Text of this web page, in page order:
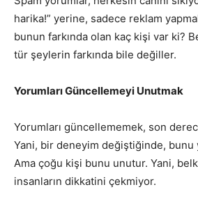
harika!” yerine, sadece reklam
bunun farkında olan kaç kişi var ki?
tür şeylerin farkında bile değiller.
Yorumları Güncellemeyi Unutmak
Yorumları güncellememek, son
Yani, bir deneyim değiştiğinde, bunu
Ama çoğu kişi bunu unutur. Yani,
insanların dikkatini çekmiyor.